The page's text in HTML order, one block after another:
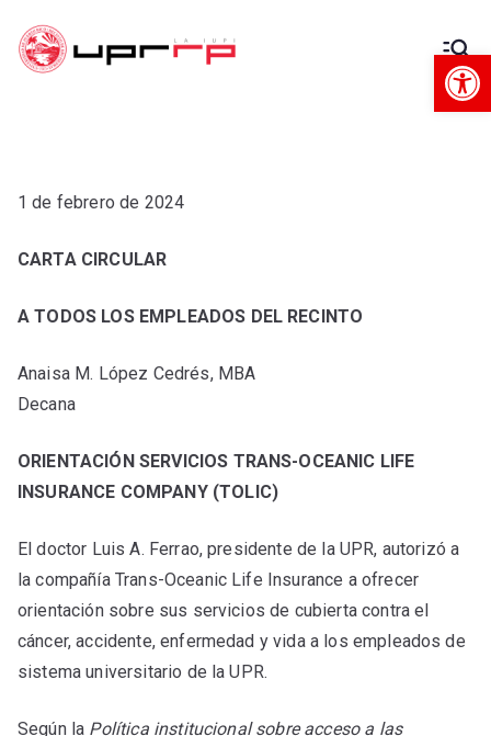
Decanato de Administración
1 de febrero de 2024
CARTA CIRCULAR
A TODOS LOS EMPLEADOS DEL RECINTO
Anaisa M. López Cedrés, MBA
Decana
ORIENTACIÓN SERVICIOS TRANS-OCEANIC LIFE
INSURANCE COMPANY (TOLIC)
El doctor Luis A. Ferrao, presidente de la UPR, autorizó a
la compañía Trans-Oceanic Life Insurance a ofrecer
orientación sobre sus servicios de cubierta contra el
cáncer, accidente, enfermedad y vida a los empleados de
sistema universitario de la UPR.
Según la Política institucional sobre acceso a las